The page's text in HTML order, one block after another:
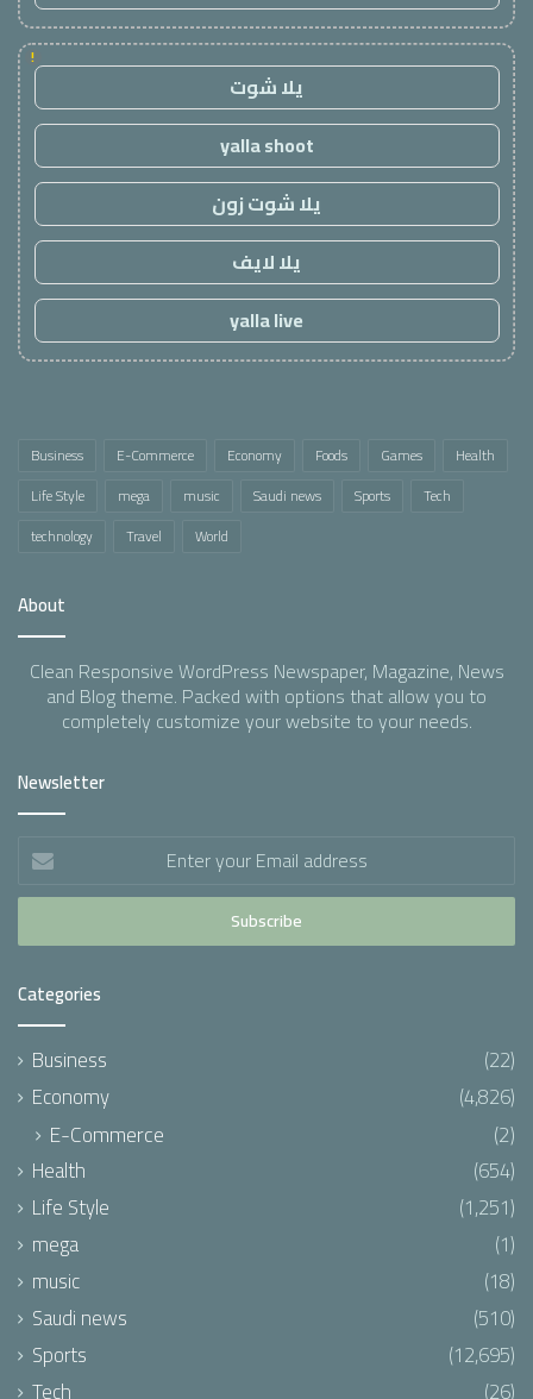
!
يلا شوت
yalla shoot
يلا شوت زون
يلا لايف
yalla live
Business E-Commerce Economy Foods Games
Health
Life Style
mega music Saudi news Sports
Tech
technology
Travel World
About
Clean Responsive WordPress Newspaper, Magazine, News
and Blog theme. Packed with options that allow you to
completely customize your website to your needs.
Newsletter
Enter
your
Email
Categories
Business
(22)
Economy
(4,826)
E-Commerce (2)
Health
(654)
Life Style
(1,251)
mega
(1)
music
(18)
Saudi news
(510)
Sports
(12,695)
Tech
(26)